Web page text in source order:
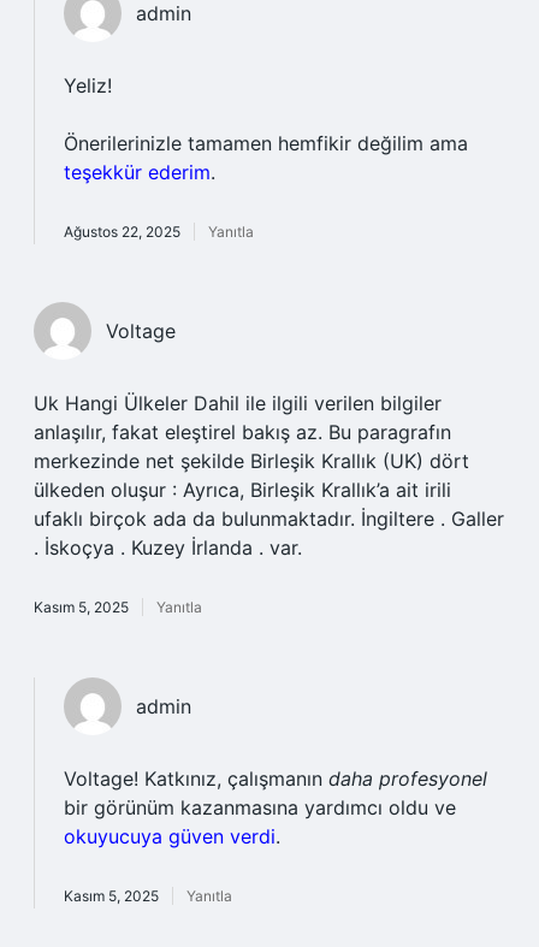
admin
Yeliz!
Önerilerinizle tamamen hemfikir değilim ama
teşekkür ederim.
Ağustos 22, 2025 Yanıtla
Voltage
Uk Hangi Ülkeler Dahil ile ilgili verilen bilgiler
anlaşılır, fakat eleştirel bakış az. Bu paragrafın
merkezinde net şekilde Birleşik Krallık (UK) dört
ülkeden oluşur : Ayrıca, Birleşik Krallık’a ait irili
ufaklı birçok ada da bulunmaktadır. İngiltere . Galler
. İskoçya . Kuzey İrlanda . var.
Kasım 5, 2025 Yanıtla
admin
Voltage! Katkınız, çalışmanın daha profesyonel
bir görünüm kazanmasına yardımcı oldu ve
okuyucuya güven verdi.
Kasım 5, 2025 Yanıtla